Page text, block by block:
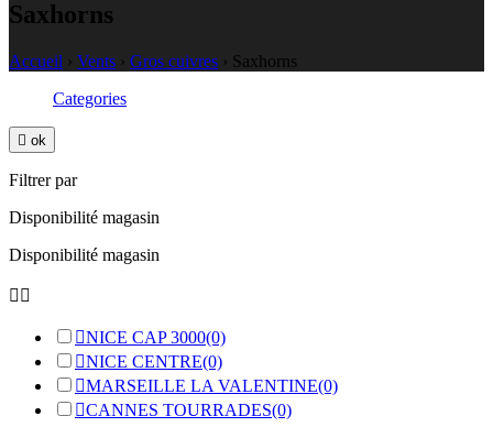
Saxhorns
Accueil › Vents › Gros cuivres › Saxhorns
Categories
 ok
Filtrer par
Disponibilité magasin
Disponibilité magasin
 
NICE CAP 3000(0)
NICE CENTRE(0)
MARSEILLE LA VALENTINE(0)
CANNES TOURRADES(0)